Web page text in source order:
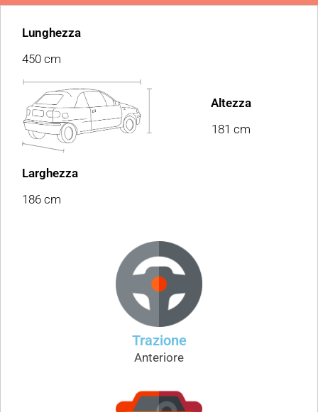
Lunghezza
450 cm
Altezza
181 cm
Larghezza
186 cm
Trazione
Anteriore